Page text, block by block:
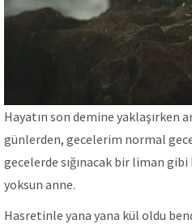
Hayatın son demine yaklaşırken
günlerden, gecelerim normal
gecelerde sığınacak bir liman
yoksun anne.
Hasretinle yana yana kül oldu